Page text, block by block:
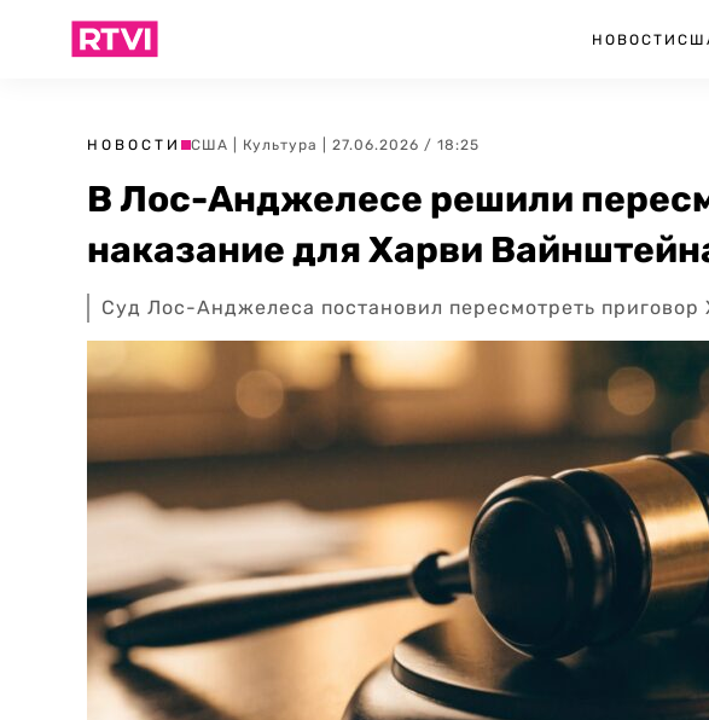
НОВОСТИ
НОВОСТИ США Культура | 27.06.2026 / 18:25
В Лос-Анджелесе решили
наказание для Харви
Суд Лос-Анджелеса постановил пересмотреть